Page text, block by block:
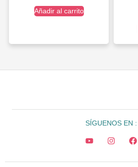
Añadir al carrito
SÍGUENOS EN :